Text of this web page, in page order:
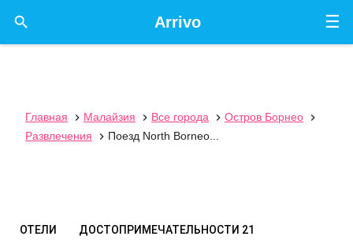
☰
Arrivo

Главная  Малайзия  Все города  Остров Борнео

Развлечения
 Поезд North Borneo...
ОТЕЛИ ДОСТОПРИМЕЧАТЕЛЬНОСТИ 21